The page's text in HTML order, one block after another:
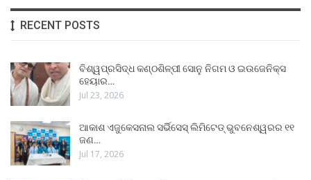
RECENT POSTS
ବିଶ୍ୱପ୍ରସିଦ୍ଧ କଣ୍ଠଶିଳ୍ପୀ ସୋନୁ ନିଗମ ଓ ଇଉଜେନିକ୍ସ
ହେୟାର…
Jul 23, 2026
ଆକାଶ ଏଜୁକେସନାଲ ସର୍ଭିସେସ୍ ଲିମିଟେଡ୍ ଭୁବନେଶ୍ୱରର ୧୧
ଜଣ…
Jul 17, 2026